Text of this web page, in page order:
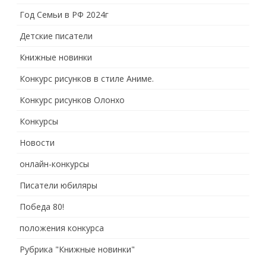
Год Семьи в РФ 2024г
Детские писатели
Книжные новинки
Конкурс рисунков в стиле Аниме.
Конкурс рисунков Олонхо
Конкурсы
Новости
онлайн-конкурсы
Писатели юбиляры
Победа 80!
положения конкурса
Рубрика "Книжные новинки"